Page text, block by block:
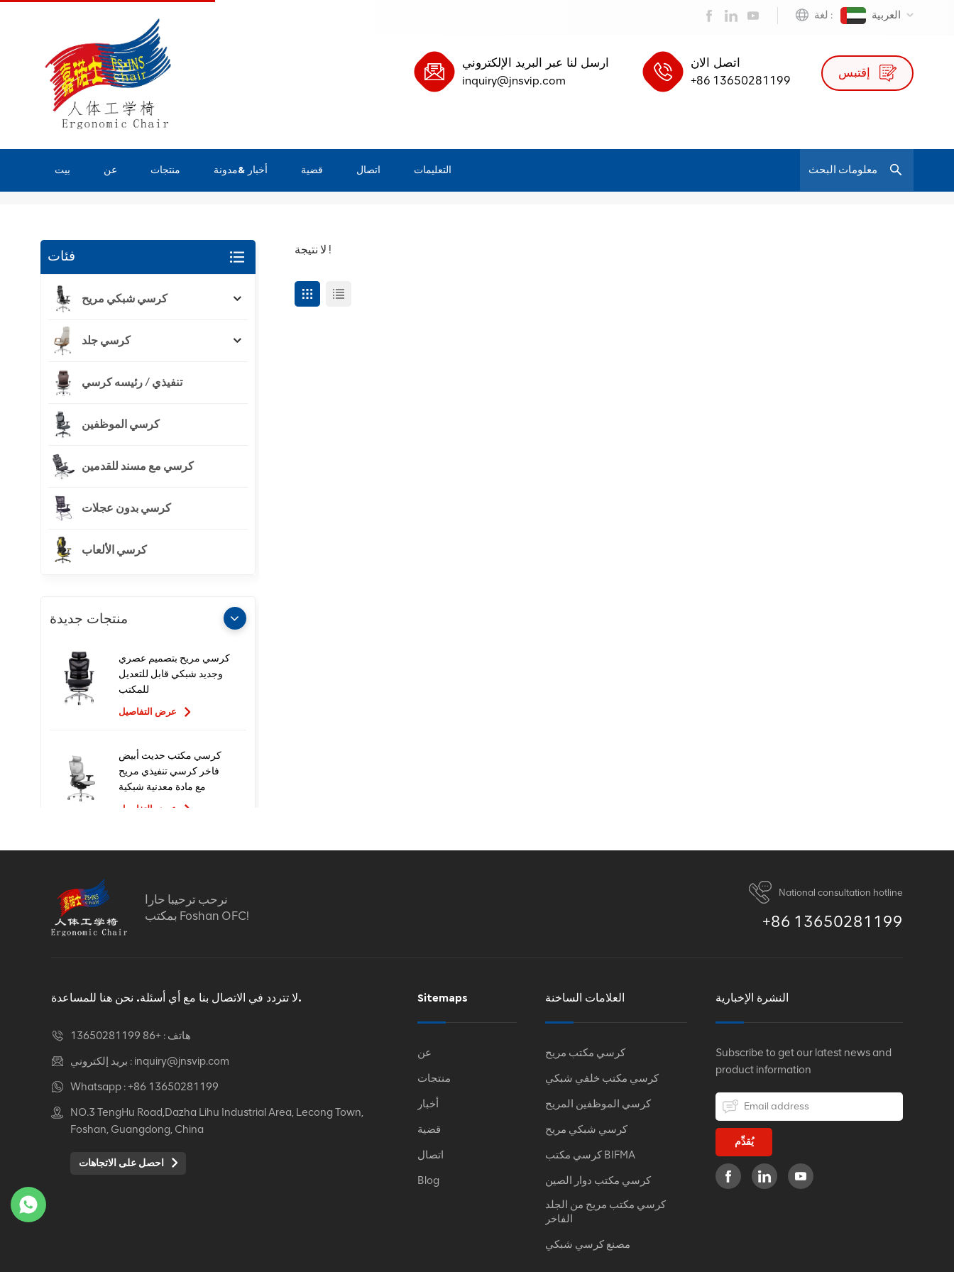
لغة :
ارسل لنا عبر البريد الإلكتروني
inquiry@jnsvip.com
اتصل الان
+86 13650281199
بيت عن منتجات أخبار &مدونة قضية اتصال التعليمات
يبحث
لا نتيجة !
فئات
كرسي شبكي مريح
كرسي جلد
تنفيذي / رئيسه كرسي
كرسي الموظفين
كرسي مع مسند للقدمين
كرسي بدون عجلات
كرسي الألعاب
منتجات جديدة
كرسي مريح بتصميم عصري
وجديد شبكي قابل للتعديل
للمكتب
كرسي مكتب حديث أبيض
فاخر كرسي تنفيذي مريح
مع مادة معدنية شبكية
للاستخدام المكتبي
تصميم جديد عالي الجودة
عرض التفاصيل
كرسي جلدي مريح Auding:
المكتبي والمنزلي
عرض التفاصيل
كرسي جلدي مريح من
طوال اليوم
نرحب ترحيبا حارا
بمكتب Foshan OFC!
National consultation hotline
+86 13650281199
لا تتردد في الاتصال بنا مع أي أسئلة. نحن هنا للمساعدة.
هاتف : +86 13650281199
بريد إلكتروني : inquiry@jnsvip.com
Whatsapp :+86 13650281199
NO.3 TengHu Road,Dazha Lihu Industrial Area, Lecong Town,
Foshan, Guangdong, China
Sitemaps
عن
منتجات
أخبار
قضية
اتصال
Blog
العلامات الساخنة
كرسي مكتب مريح
كرسي مكتب خلفي شبكي
كرسي الموظفين المريح
كرسي شبكي مريح
كرسي مكتب BIFMA
كرسي مكتب دوار الصين
كرسي مكتب مريح من الجلد
الفاخر
مصنع كرسي شبكي
النشرة الإخبارية
Subscribe to get our latest news and
product information
يُقدِّم